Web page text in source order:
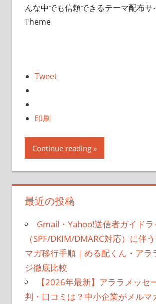
んな中でも信頼できるテーマ配布
Theme
Tweet
印刷
Continue reading
最近の投稿
Gmail・Yahoo!送信者ガイド
（SPF/DKIM/DMARC対応）に伴
マガ移行手順｜める配くん・アラ
ジ徹底比較
【2026年最新】アララメッセ
判・口コミは？中小企業がメルマ